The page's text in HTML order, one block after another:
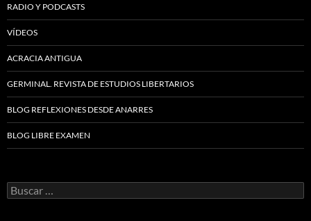
RADIO Y PODCASTS
VÍDEOS
ACRACIA ANTIGUA
GERMINAL. REVISTA DE ESTUDIOS LIBERTARIOS
BLOG REFLEXIONES DESDE ANARRES
BLOG LIBRE EXAMEN
Buscar: